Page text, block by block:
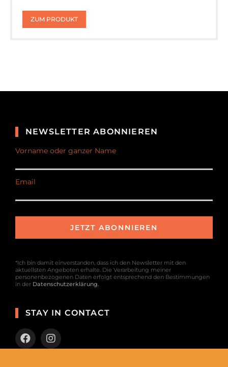
ZUM PRODUKT
STAY IN CONTACT
NEWSLETTER ABONNIEREN
Vorname oder ganzer Name
Email
*Ich bin damit einverstanden, dass ich den Newsletter mit den
aktuellsten Angeboten erhalte. Die Verarbeitung meiner
personenbezogenen Daten erfolgt entsprechend den Bestimmungen
in der Datenschutzerklärung.